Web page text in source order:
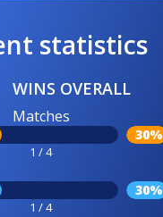
statistics
WINS OVERALL
Matches
1 / 4
30%
1 / 4
30%